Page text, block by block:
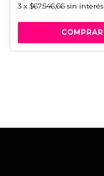
3 x $67.546,66 sin interés